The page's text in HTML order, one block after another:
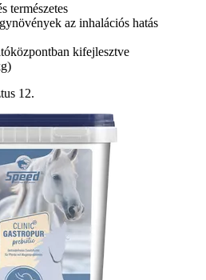
természetes
az inhalációs hatás
kifejlesztve
12.